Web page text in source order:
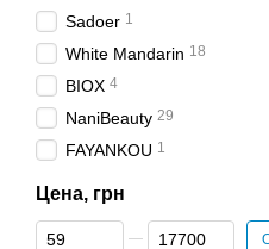
Sadoer 1
White Mandarin 18
BIOX 4
NaniBeauty 29
FAYANKOU 1
Цена, грн
От Цена, грн
До Цена, грн